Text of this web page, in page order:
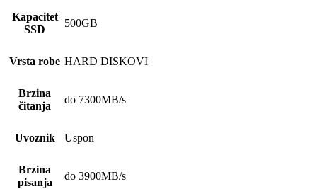
Kapacitet
SSD
500GB
Vrsta robe HARD DISKOVI
Brzina
čitanja
do 7300MB/s
Uvoznik Uspon
Brzina
pisanja
do 3900MB/s